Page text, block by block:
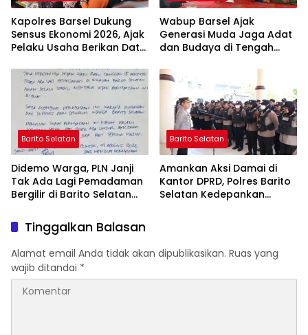
Kapolres Barsel Dukung
Sensus Ekonomi 2026, Ajak
Pelaku Usaha Berikan Data
Wabup Barsel Ajak
Generasi Muda Jaga Adat
dan Budaya di Tengah
Barito Selatan
Didemo Warga, PLN Janji
Tak Ada Lagi Pemadaman
Bergilir di Barito Selatan
Barito Selatan
Amankan Aksi Damai di
Kantor DPRD, Polres Barito
Selatan Kedepankan
Tinggalkan Balasan
Alamat email Anda tidak akan dipublikasikan. Ruas yang
wajib ditandai *